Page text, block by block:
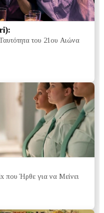
του 21ου Αιώνα
Ήρθε για να Μείνει